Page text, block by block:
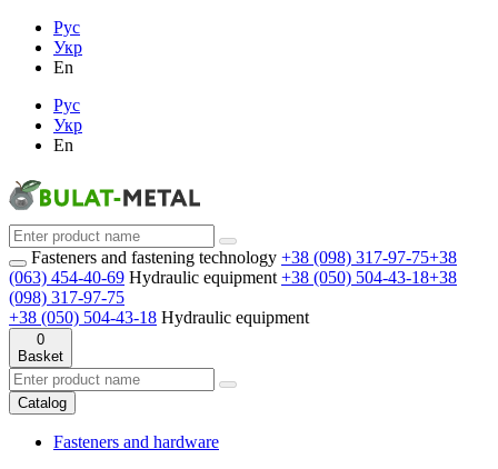
Рус
Укр
En
Рус
Укр
En
Fasteners and fastening technology +38 (098) 317-97-75+38
(063) 454-40-69 Hydraulic equipment +38 (050) 504-43-18+38
(098) 317-97-75
+38 (050) 504-43-18 Hydraulic equipment
0
Basket
Catalog
Fasteners and hardware